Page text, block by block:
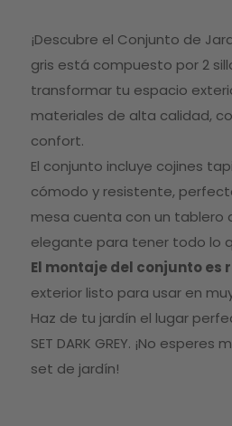
beginning
images
¡Descubre el Conjunto de
gris está compuesto por 2
transformar tu espacio
materiales de alta calidad,
confort.
El conjunto incluye cojines
cómodo y resistente,
mesa cuenta con un tablero
elegante para tener todo lo
El montaje del conjunto es
exterior listo para usar en
Haz de tu jardín el lugar
SET DARK GREY. ¡No
set de jardín!